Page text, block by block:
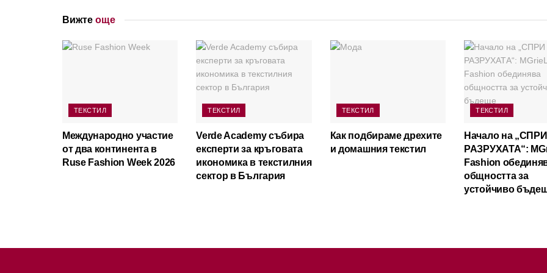
Вижте още
ТЕКСТИЛ
Международно участие
от два континента в
Ruse Fashion Week 2026
ТЕКСТИЛ
Verde Academy събира
експерти за кръговата
икономика в текстилния
сектор в България
ТЕКСТИЛ
Как подбираме дрехите
и домашния текстил
ТЕКСТИЛ
Начало на „СПРИ
РАЗРУХАТА“:
Fashion
общността за
устойчиво